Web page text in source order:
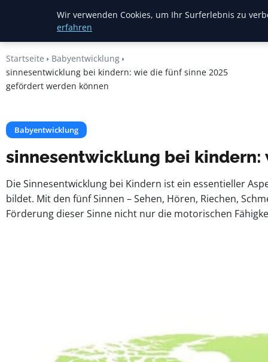
Mariannes
Kinderladen
Startseite
Babyentwicklung
sinnesentwicklung bei kindern: wie die fünf sinne 2025
gefördert werden können
Babyentwicklung
sinnesentwicklung bei kindern:
Die Sinnesentwicklung bei Kindern ist ein essentieller
bildet. Mit den fünf Sinnen – Sehen, Hören, Riechen,
Förderung dieser Sinne nicht nur die motorischen
Wir verwenden Cookies, um Ihr Surferlebnis zu
erfahren